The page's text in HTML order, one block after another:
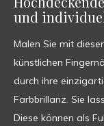
und
Malen Sie mit
künstlichen
durch ihre
Farbbrillanz. Sie
Diese können als